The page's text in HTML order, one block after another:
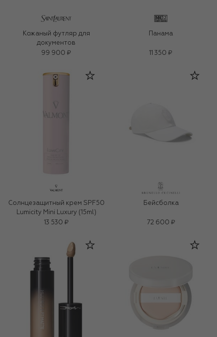
Кожаный футляр для
документов
99 900 ₽
Панама
11 350 ₽
Солнцезащитный крем SPF50
Lumicity Mini Luxury (15ml)
13 530 ₽
Бейсболка
72 600 ₽